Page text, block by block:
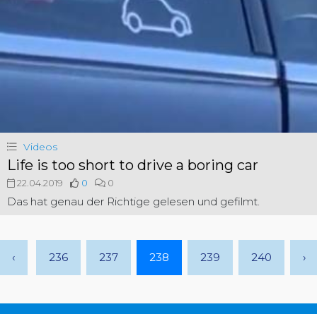
Videos
Life is too short to drive a boring car
22.04.2019 0 0
Das hat genau der Richtige gelesen und gefilmt.
‹ 236 237 238 239 240 ›